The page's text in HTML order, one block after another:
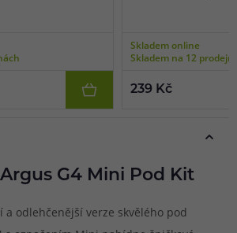
Skladem online
Skladem na 12
239 Kč
G4 Mini Pod Kit
a odlehčenější verze skvělého pod